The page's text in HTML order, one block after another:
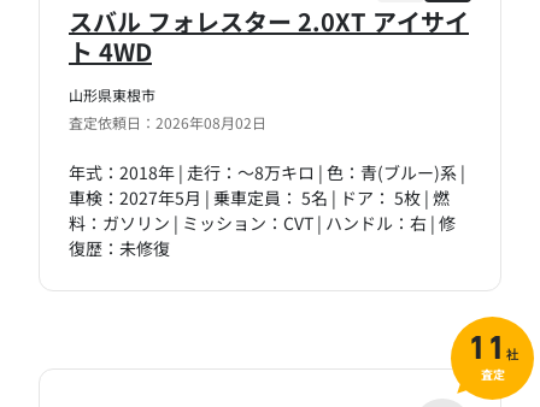
山形県東根市
査定依頼日：2026年08月02日
スバル フォレスター 2.0XT アイサイ
ト 4WD
年式：2018年 | 走行：～8万キロ | 色：青(ブルー)系 |
車検：2027年5月 | 乗車定員： 5名 | ドア： 5枚 | 燃
料：ガソリン | ミッション：CVT | ハンドル：右 | 修
復歴：未修復
11 社
査定